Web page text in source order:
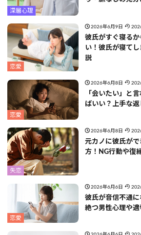
深層心理
恋愛
2026年6月9日
彼氏がすぐ寝る
い！彼氏が寝て
説
恋愛
2026年6月8日
「会いたい」と
ばいい？上手な
失恋
2026年6月8日
元カノに彼氏が
方！NG行動や復
恋愛
2026年6月6日
彼氏が音信不通
絶つ男性心理や